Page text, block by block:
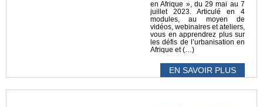
en Afrique », du 29 mai au 7
juillet 2023. Articulé en 4
modules, au moyen de
vidéos, webinaires et ateliers,
vous en apprendrez plus sur
les défis de l’urbanisation en
Afrique et (…)
EN SAVOIR PLUS